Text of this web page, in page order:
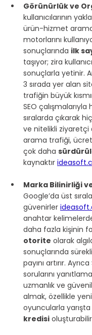
Görünürlük ve
kullanıcılarının
ürün-hizmet
motorlarını
sonuçlarında ilk
taşıyor; zira
sonuçlarla yetinir.
3 sırada yer alan
trafiğin büyük
SEO
sıralarda çıkarak
ve nitelikli ziyaretçi
arama trafiği,
çok daha
kaynaktır
Marka Bilinirliği
Google’da üst
güvenirler
anahtar
daha fazla kişinin
otorite olarak
sonuçlarında
payını artırır.
sorularını
uzmanlık ve
almak, özellikle
oyuncularla
kredisi